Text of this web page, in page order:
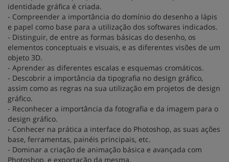
identidade gráfica é criada.
- Compreender a importância do domínio do desenho a lápis
e papel como base para a utilização dos softwares indicados.
- Distinguir, de entre as formas básicas do desenho, os
elementos conceptuais e visuais, e as diferentes visões de um
objeto 3D.
- Aprender as diferentes escalas e esquemas cromáticos.
- Descobrir a importância da tipografia no design gráfico,
assim como as regras na sua utilização em projetos de design
gráfico.
- Reconhecer a importância da fotografia e da imagem para o
design gráfico.
- Conhecer na prática a interface do Photoshop, as suas ações
base, ferramentas, painéis principais, etc.
- Dominar a criação de animação básica e avançada com
Photoshop, e exportação da mesma.